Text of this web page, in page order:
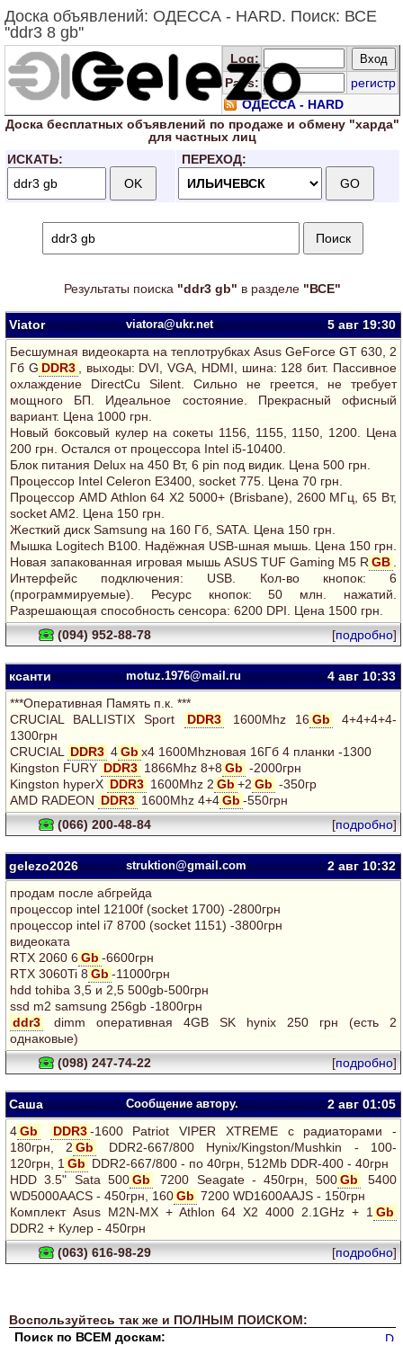
Доска объявлений: ОДЕССА - HARD. Поиск: ВСЕ
''ddr3 8 gb''
Log:
Pass:
регистр
ОДЕССА - HARD
Доска бесплатных объявлений по продаже и обмену "харда"
для частных лиц
ИСКАТЬ:
ПЕРЕХОД:
Результаты поиска "ddr3 gb" в разделе "ВСЕ"
Viator viatora@ukr.net 5 авг19:30
Беcшумная видеокарта на теплотрубках Asus GeForce GT 630, 2
Гб G DDR3
, выходы: DVI, VGA, HDMI, шина: 128 бит. Пассивное
охлаждение DirectCu Silent. Сильно не греется, не требует
мощного БП. Идеальное состояние. Прекрасный офисный
вариант. Цена 1000 грн.
Новый боксовый кулер на сокеты 1156, 1155, 1150, 1200. Цена
200 грн. Остался от процессора Intel i5-10400.
Блок питания Delux на 450 Вт, 6 pin под видик. Цена 500 грн.
Процессор Intel Celeron E3400, socket 775. Цена 70 грн.
Процессор AMD Athlon 64 Х2 5000+ (Brisbane), 2600 МГц, 65 Вт,
socket AM2. Цена 150 грн.
Жесткий диск Samsung на 160 Гб, SATA. Цена 150 грн.
Мышка Logitech B100. Надёжная USB-шная мышь. Цена 150 грн.
Новая запакованная игровая мышь ASUS TUF Gaming M5 R GB
Интерфейс подключения: USB. Кол-во кнопок: 6
(программируемые). Ресурс кнопок: 50 млн. нажатий.
Разрешающая способность сенсора: 6200 DPI. Цена 1500 грн.
(094) 952-88-78
[подробно]
ксанти motuz.1976@mail.ru 4 авг10:33
***Оперативная Память п.к. ***
CRUCIAL BALLISTIX Sport
DDR3 1600Mhz 16 Gb
4+4+4+4-
1300грн
CRUCIAL
DDR3 4Gb х4 1600Mhzновая 16Гб 4 планки -1300
Kingston FURY DDR3 1866Mhz 8+8 Gb -2000грн
Kingston hyperX DDR3 1600Mhz 2 Gb +2 Gb -350гр
AMD RADEON DDR3 1600Mhz 4+4Gb -550грн
(066) 200-48-84
[подробно]
gelezo2026 struktion@gmail.com 2 авг10:32
продам после абгрейда
процессор intel 12100f (socket 1700) -2800грн
процессор intel i7 8700 (socket 1151) -3800грн
видеоката
RTX 2060 6 Gb -6600грн
RTX 3060Ti 8 Gb -11000грн
hdd tohiba 3,5 и 2,5 500gb-500грн
ssd m2 samsung 256gb -1800грн
ddr3
dimm оперативная 4GB SK hynix 250 грн (есть 2
однаковые)
(098) 247-74-22
[подробно]
Саша Сообщение автору. 2 авг01:05
4Gb DDR3 -1600 Patriot VIPER XTREME с радиаторами -
180грн, 2 Gb
DDR2-667/800 Hynix/Kingston/Mushkin - 100-
120грн, 1 Gb DDR2-667/800 - по 40грн, 512Mb DDR-400 - 40грн
HDD 3.5" Sata 500Gb 7200 Seagate - 450грн, 500 Gb
5400
WD5000AACS - 450грн, 160Gb 7200 WD1600AAJS - 150грн
Комплект Asus M2N-MX + Athlon 64 X2 4000 2.1GHz + 1 Gb
DDR2 + Кулер - 450грн
(063) 616-98-29
[подробно]
Воспользуйтесь так же и ПОЛНЫМ ПОИСКОМ:
Поиск по ВСЕМ доскам: